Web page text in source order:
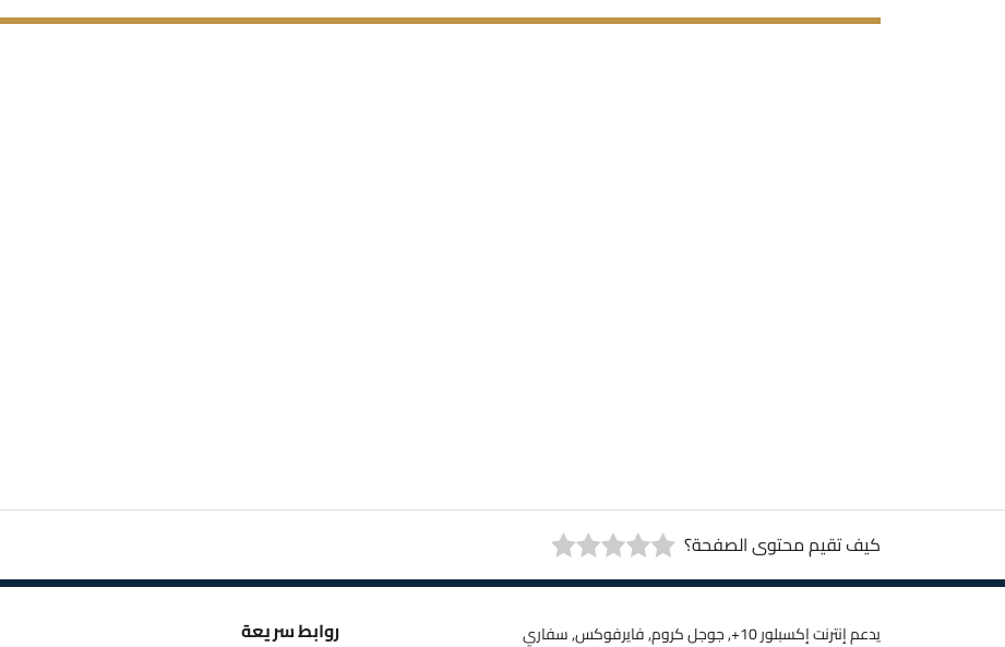
كيف تقيم محتوى الصفحة؟
يدعم إنترنت إكسبلور 10+, جوجل كروم, فايرفوكس, سفاري روابط سريعة